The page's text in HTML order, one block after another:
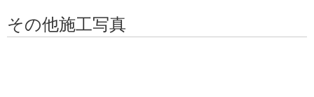
その他施工写真